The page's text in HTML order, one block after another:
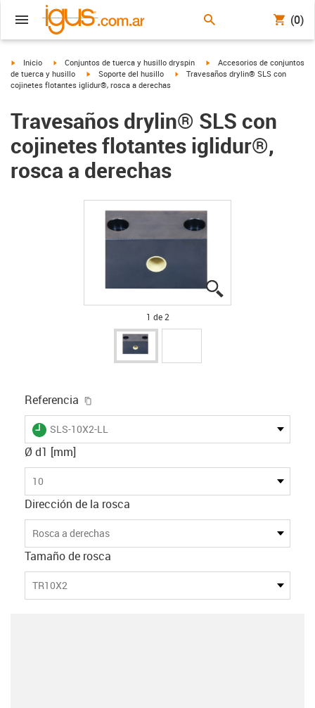
(0)
igus-icon-arrow-right
Inicio igus-icon-arrow-right
Conjuntos de tuerca y husillo dryspin igus-icon-arrow-right
Accesorios de conjuntos
de tuerca y husillo
igus-icon-arrow-right
Soporte del husillo igus-icon-arrow-right
Travesaños drylin® SLS con
cojinetes flotantes iglidur®, rosca a derechas
Travesaños drylin® SLS con
cojinetes flotantes iglidur®,
rosca a derechas
1 de 2
Referencia
igus-icon-lieferzeit
SLS-10X2-LL
Ø d1 [mm]
10
Dirección de la rosca
Rosca a derechas
Tamaño de rosca
TR10X2